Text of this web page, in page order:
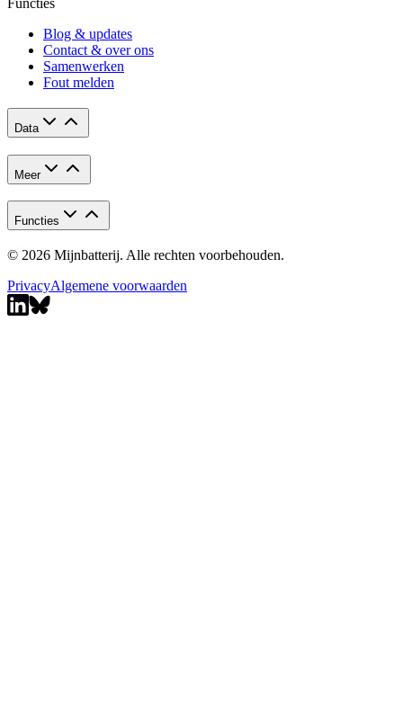
Functies
Blog & updates
Contact & over ons
Samenwerken
Fout melden
Data
Meer
Functies
© 2026 Mijnbatterij. Alle rechten voorbehouden.
PrivacyAlgemene voorwaarden